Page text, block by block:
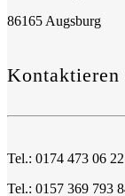
86165 Augsburg
Kontaktieren
Tel.: 0174 473 06 22
Tel.: 0157 369 793